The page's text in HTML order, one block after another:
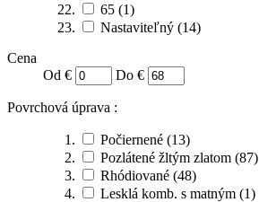
65 (1)
Nastaviteľný (14)
Cena
Od €
Do €
Povrchová úprava :
Počiernené (13)
Pozlátené žltým zlatom (87)
Rhódiované (48)
Lesklá komb. s matným (1)